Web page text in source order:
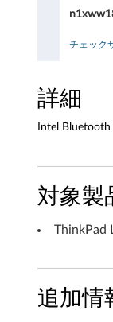
ラ
イ
ー
(
i
n
チェック
詳細
Intel
対象製
ThinkPad
追加情